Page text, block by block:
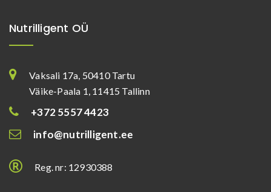
Nutrilligent OÜ
Vaksali 17a, 50410 Tartu
Väike-Paala 1, 11415 Tallinn
+372 5557 4423
info@nutrilligent.ee
Reg. nr: 12930388